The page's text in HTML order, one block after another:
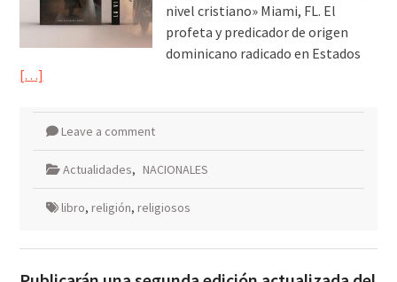
nivel cristiano» Miami, FL. El
profeta y predicador de origen
dominicano radicado en Estados
[…]
Leave a comment
Actualidades, NACIONALES
libro, religión, religiosos